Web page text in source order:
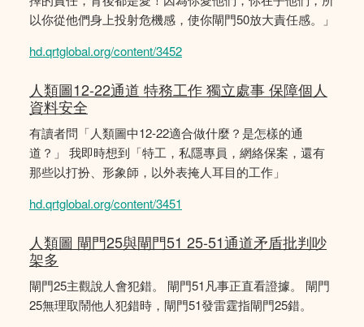
以你從他們身上投射危機感，使你閘門50放大責任感。」
hd.qrtglobal.org/content/3452
人類圖12-22通道 特務工作 獨立處事 保障個人
資料安全
有讀者問「人類圖中12-22適合做什麼？是怎樣的通
道？」 我即時想到「特工，私隱專員，網絡保案，還有
那些以打扮、形象師，以外表掩人耳目的工作」
hd.qrtglobal.org/content/3451
人類圖 閘門25與閘門51 25-51通道矛盾批判吵
架多
閘門25主觀說人會犯錯。 閘門51凡事正直看證據。 閘門
25無理取鬧他人犯錯時，閘門51發雷霆指閘門25錯。